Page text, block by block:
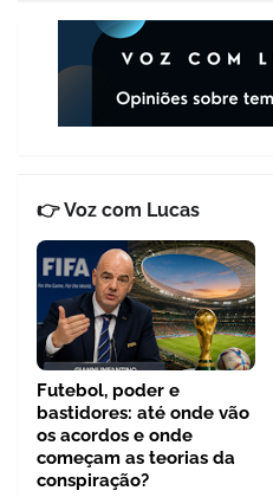
👉 Voz com Lucas
Futebol, poder e
bastidores: até onde vão
os acordos e onde
começam as teorias da
conspiração?